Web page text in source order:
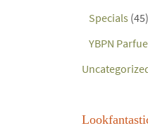
Specials (45)
YBPN